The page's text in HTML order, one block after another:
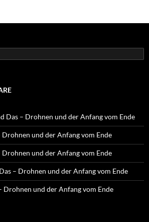
Das – Drohnen und der Anfang vom Ende
Drohnen und der Anfang vom Ende
Drohnen und der Anfang vom Ende
– Drohnen und der Anfang vom Ende
Drohnen und der Anfang vom Ende